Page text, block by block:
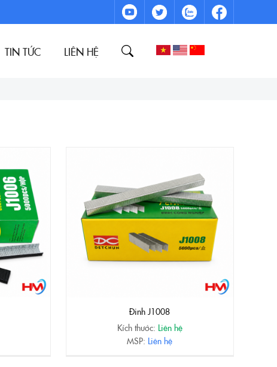
TIN TỨC LIÊN HỆ
Đinh J1008
Kích thước: Liên hệ
MSP: Liên hệ